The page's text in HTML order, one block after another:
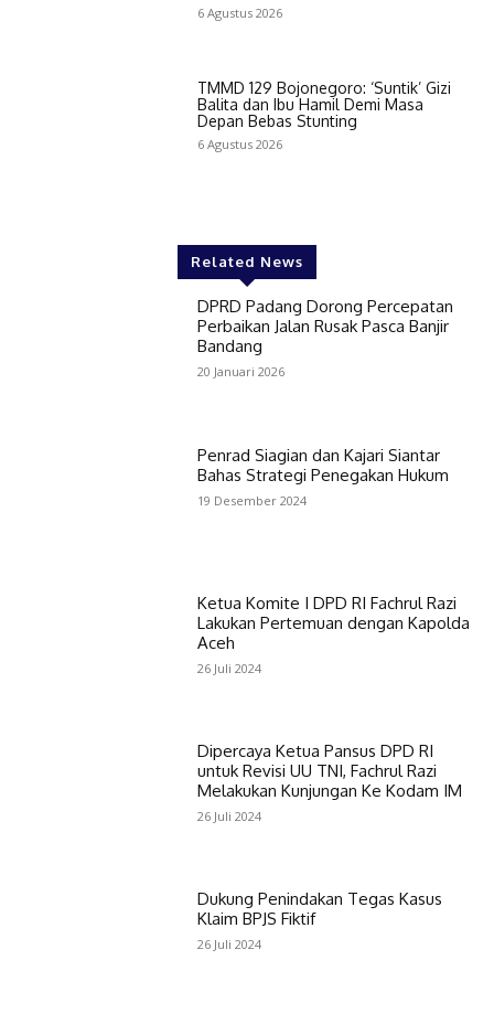
6 Agustus 2026
TMMD 129 Bojonegoro: ‘Suntik’ Gizi
Balita dan Ibu Hamil Demi Masa
Depan Bebas Stunting
6 Agustus 2026
Related News
DPRD Padang Dorong Percepatan
Perbaikan Jalan Rusak Pasca Banjir
Bandang
20 Januari 2026
Penrad Siagian dan Kajari Siantar
Bahas Strategi Penegakan Hukum
19 Desember 2024
Ketua Komite I DPD RI Fachrul Razi
Lakukan Pertemuan dengan Kapolda
Aceh
26 Juli 2024
Dipercaya Ketua Pansus DPD RI
untuk Revisi UU TNI, Fachrul Razi
Melakukan Kunjungan Ke Kodam IM
26 Juli 2024
Dukung Penindakan Tegas Kasus
Klaim BPJS Fiktif
26 Juli 2024